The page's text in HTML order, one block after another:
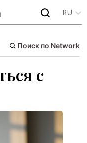
RU
Поиск по Network
с